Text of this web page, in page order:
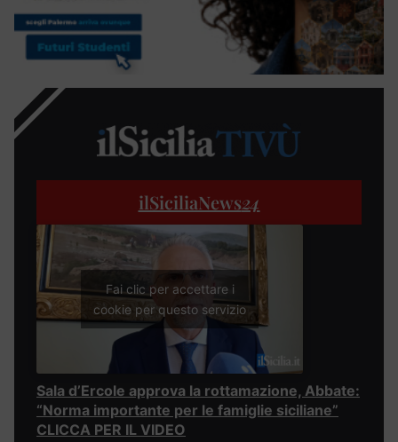
ilSiciliaNews24
Fai clic per accettare i
cookie per questo servizio
Sala d’Ercole approva la rottamazione, Abbate:
“Norma importante per le famiglie siciliane”
CLICCA PER IL VIDEO